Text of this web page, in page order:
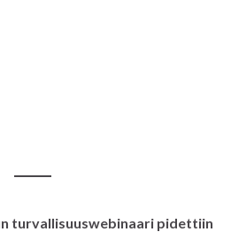
tur­val­li­suus­we­bi­naa­ri pidettiin